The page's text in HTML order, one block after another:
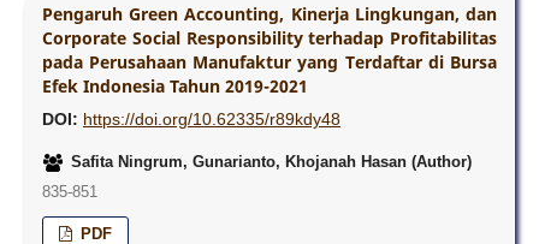
Pengaruh Green Accounting, Kinerja Lingkungan, dan
Corporate Social Responsibility terhadap Profitabilitas
pada Perusahaan Manufaktur yang Terdaftar di Bursa
Efek Indonesia Tahun 2019-2021
DOI: https://doi.org/10.62335/r89kdy48
Safita Ningrum, Gunarianto, Khojanah Hasan (Author)
835-851
PDF